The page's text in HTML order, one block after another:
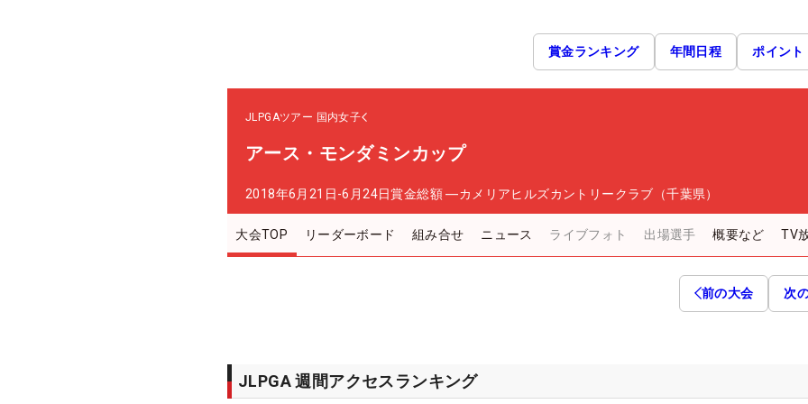
賞金ランキング 年間日程 ポイント
JLPGAツアー 国内女子
アース・モンダミンカップ
2018年6月21日-6月24日賞金総額 ―カメリアヒルズカントリークラブ（千葉県）
大会TOP リーダーボード 組み合せ ニュース ライブフォト 出場選手 概要など TV
前の大会 次
JLPGA 週間アクセスランキング